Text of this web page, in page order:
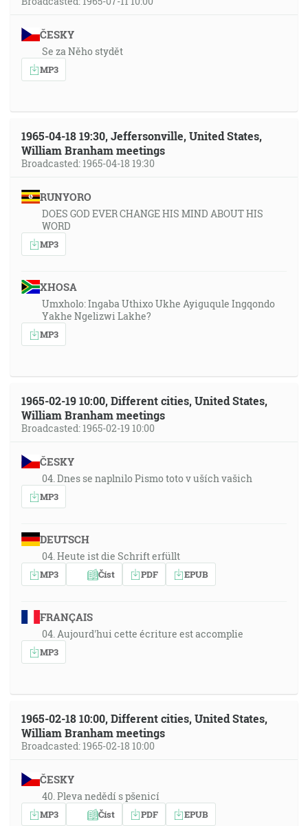
ČESKY
Se za Něho stydět
MP3
1965-04-18 19:30, Jeffersonville, United States,
William Branham meetings
Broadcasted: 1965-04-18 19:30
RUNYORO
DOES GOD EVER CHANGE HIS MIND ABOUT HIS
WORD
MP3
XHOSA
Umxholo: Ingaba Uthixo Ukhe Ayiguqule Ingqondo
Yakhe Ngelizwi Lakhe?
MP3
1965-02-19 10:00, Different cities, United States,
William Branham meetings
Broadcasted: 1965-02-19 10:00
ČESKY
04. Dnes se naplnilo Pismo toto v uších vašich
MP3
DEUTSCH
04. Heute ist die Schrift erfüllt
MP3 Číst PDF EPUB
FRANÇAIS
04. Aujourd'hui cette écriture est accomplie
MP3
1965-02-18 10:00, Different cities, United States,
William Branham meetings
Broadcasted: 1965-02-18 10:00
ČESKY
40. Pleva nedědí s pšenicí
MP3 Číst PDF EPUB